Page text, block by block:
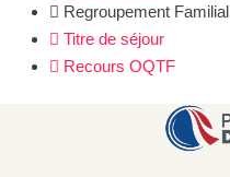
Regroupement Familial
Titre de séjour
Recours OQTF